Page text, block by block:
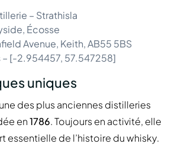
– Strathisla
Écosse
Avenue, Keith, AB55 5BS
[-2.954457, 57.547258]
uniques
des plus anciennes distilleries
en1786. Toujours en activité, elle
essentielle de l’histoire du whisky.